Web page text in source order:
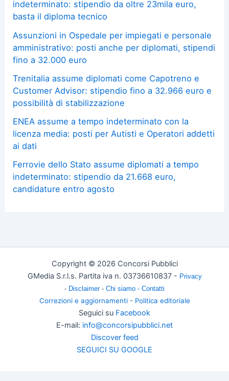
indeterminato: stipendio da oltre 23mila euro,
basta il diploma tecnico
Assunzioni in Ospedale per impiegati e personale
amministrativo: posti anche per diplomati, stipendi
fino a 32.000 euro
Trenitalia assume diplomati come Capotreno e
Customer Advisor: stipendio fino a 32.966 euro e
possibilità di stabilizzazione
ENEA assume a tempo indeterminato con la
licenza media: posti per Autisti e Operatori addetti
ai dati
Ferrovie dello Stato assume diplomati a tempo
indeterminato: stipendio da 21.668 euro,
candidature entro agosto
Copyright © 2026 Concorsi Pubblici
GMedia S.r.l.s. Partita iva n. 03736610837 - Privacy
- Disclaimer - Chi siamo - Contatti
Correzioni e aggiornamenti- Politica editoriale
Seguici su Facebook
E-mail: info@concorsipubblici.net
Discover feed
SEGUICI SU GOOGLE